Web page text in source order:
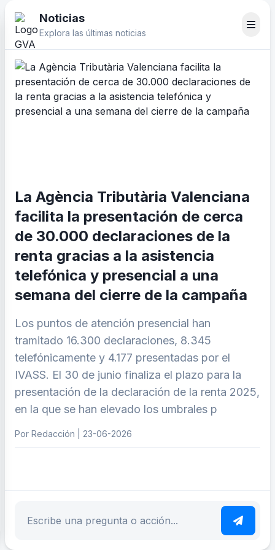
Noticias
Explora las últimas noticias
La Agència Tributària Valenciana
facilita la presentación de cerca
de 30.000 declaraciones de la
renta gracias a la asistencia
telefónica y presencial a una
semana del cierre de la campaña
Los puntos de atención presencial han
tramitado 16.300 declaraciones, 8.345
telefónicamente y 4.177 presentadas por el
IVASS. El 30 de junio finaliza el plazo para la
presentación de la declaración de la renta 2025,
en la que se han elevado los umbrales p
Por Redacción | 23-06-2026
Escribe tu pregunta